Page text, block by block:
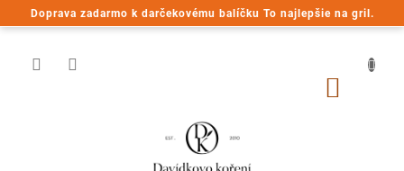
Doprava zadarmo k darčekovému balíčku To najlepšie na gril.
Prejsť
na